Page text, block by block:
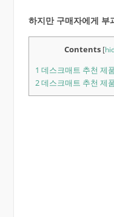
하지만 구매자에게 부
Contents [
1 데스크매트 추천 제
2데스크매트 추천 제